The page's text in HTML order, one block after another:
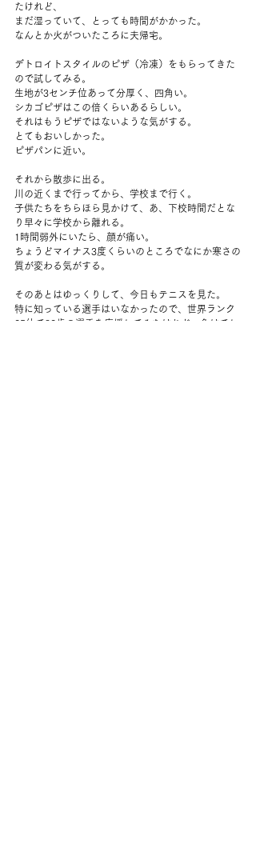
たけれど、
まだ湿っていて、とっても時間がかかった。
なんとか火がついたころに夫帰宅。
デトロイトスタイルのピザ（冷凍）をもらってきた
ので試してみる。
生地が3センチ位あって分厚く、四角い。
シカゴピザはこの倍くらいあるらしい。
それはもうピザではないような気がする。
とてもおいしかった。
ピザパンに近い。
それから散歩に出る。
川の近くまで行ってから、学校まで行く。
子供たちをちらほら見かけて、あ、下校時間だとな
り早々に学校から離れる。
1時間弱外にいたら、顔が痛い。
ちょうどマイナス3度くらいのところでなにか寒さの
質が変わる気がする。
そのあとはゆっくりして、今日もテニスを見た。
特に知っている選手はいなかったので、世界ランク
25位で32歳の選手を応援してみたけれど、負けてし